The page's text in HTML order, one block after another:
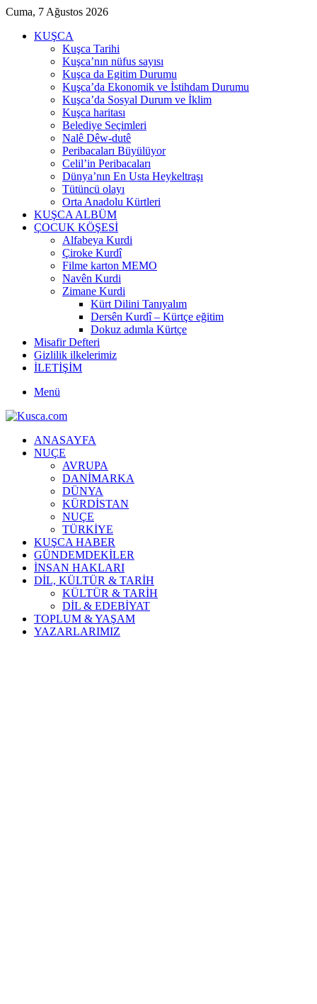
Cuma, 7 Ağustos 2026
KUŞCA
Kuşca Tarihi
Kuşca’nın nüfus sayısı
Kuşca da Egitim Durumu
Kuşca’da Ekonomik ve İstihdam Durumu
Kuşca’da Sosyal Durum ve İklim
Kuşca haritası
Belediye Seçimleri
Nalê Dêw-dutê
Peribacaları Büyülüyor
Celil’in Peribacaları
Dünya’nın En Usta Heykeltraşı
Tütüncü olayı
Orta Anadolu Kürtleri
KUŞCA ALBÜM
ÇOCUK KÖŞESİ
Alfabeya Kurdi
Çiroke Kurdî
Filme karton MEMO
Navên Kurdi
Zimane Kurdi
Kürt Dilini Tanıyalım
Dersên Kurdî – Kürtçe eğitim
Dokuz adımla Kürtçe
Misafir Defteri
Gizlilik ilkelerimiz
İLETİŞİM
Menü
ANASAYFA
NUÇE
AVRUPA
DANİMARKA
DÜNYA
KÜRDİSTAN
NUÇE
TÜRKİYE
KUŞCA HABER
GÜNDEMDEKİLER
İNSAN HAKLARI
DİL, KÜLTÜR & TARİH
KÜLTÜR & TARİH
DİL & EDEBİYAT
TOPLUM & YAŞAM
YAZARLARIMIZ